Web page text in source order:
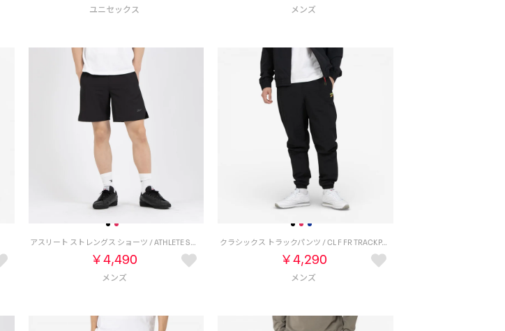
アスリート ストレングス ショーツ / ATHLETE STRENGTH SHORT （ブラック）
￥4,490
クラシックス トラックパンツ / CL F FR TRACKPANT （ブラック）
￥4,290